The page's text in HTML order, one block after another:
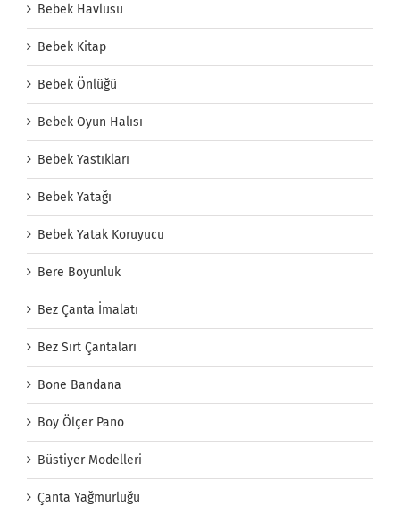
Bebek Havlusu
Bebek Kitap
Bebek Önlüğü
Bebek Oyun Halısı
Bebek Yastıkları
Bebek Yatağı
Bebek Yatak Koruyucu
Bere Boyunluk
Bez Çanta İmalatı
Bez Sırt Çantaları
Bone Bandana
Boy Ölçer Pano
Büstiyer Modelleri
Çanta Yağmurluğu